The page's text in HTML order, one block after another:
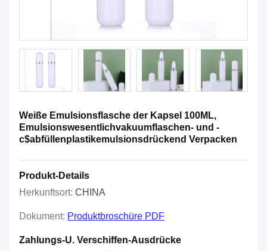
Weiße Emulsionsflasche der Kapsel 100ML,
Emulsionswesentlichvakuumflaschen- und -
c$abfüllenplastikemulsionsdrückend Verpacken
Produkt-Details
Herkunftsort: CHINA
Dokument: Produktbroschüre PDF
Zahlungs-U. Verschiffen-Ausdrücke